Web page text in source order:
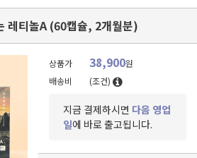
레티놀A (60캡슐, 2개월분)
상품가 38,900원
배송비
(조건)
지금 결제하시면 다음 영업
일에 바로 출고됩니다.